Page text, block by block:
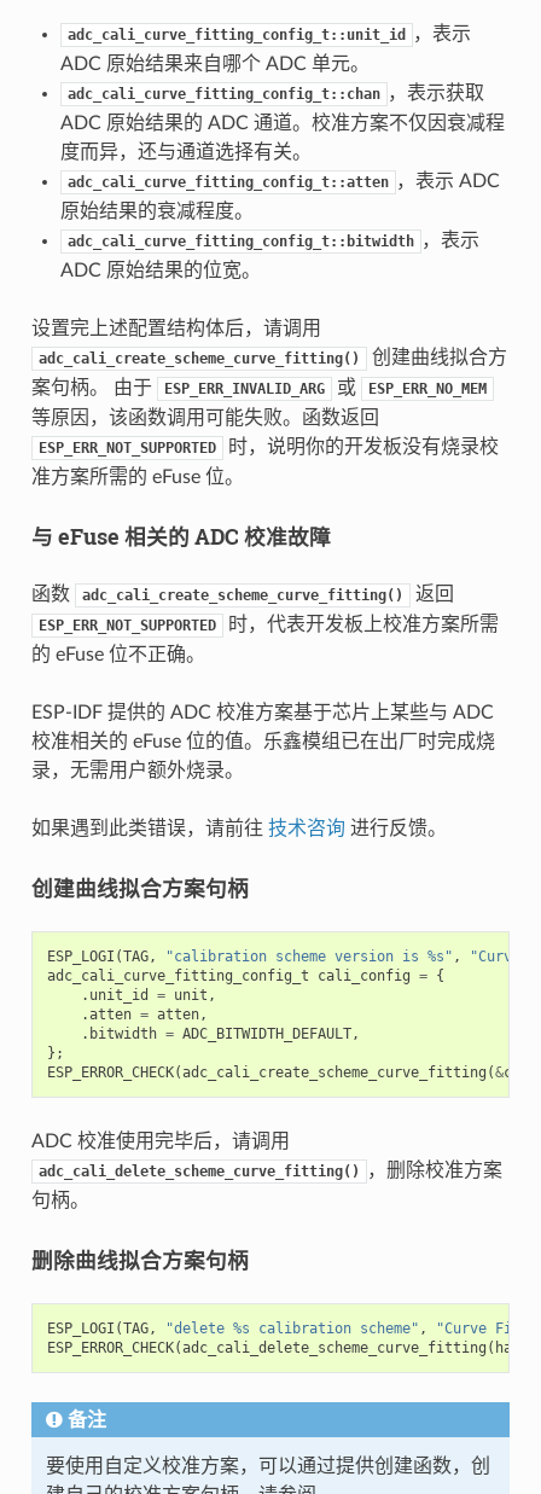
adc_cali_curve_fitting_config_t::unit_id
，表示
ADC 原始结果来自哪个 ADC 单元。
adc_cali_curve_fitting_config_t::chan ，表示获取
ADC 原始结果的 ADC 通道。校准方案不仅因衰减程
度而异，还与通道选择有关。
adc_cali_curve_fitting_config_t::atten ，表示 ADC
原始结果的衰减程度。
adc_cali_curve_fitting_config_t::bitwidth ，表示
ADC 原始结果的位宽。
设置完上述配置结构体后，请调用
adc_cali_create_scheme_curve_fitting()
创建曲线拟合方
案句柄。 由于
ESP_ERR_INVALID_ARG 或 ESP_ERR_NO_MEM
等原因，该函数调用可能失败。函数返回
ESP_ERR_NOT_SUPPORTED
时，说明你的开发板没有烧录校
准方案所需的 eFuse 位。
与 eFuse 相关的 ADC 校准故障
函数 adc_cali_create_scheme_curve_fitting() 返回
ESP_ERR_NOT_SUPPORTED
时，代表开发板上校准方案所需
的 eFuse 位不正确。
ESP-IDF 提供的 ADC 校准方案基于芯片上某些与 ADC
校准相关的 eFuse 位的值。乐鑫模组已在出厂时完成烧
录，无需用户额外烧录。
如果遇到此类错误，请前往 技术咨询 进行反馈。
创建曲线拟合方案句柄
ESP_LOGI (TAG, "calibration scheme version is %s" ,
"Curve
adc_cali_curve_fitting_config_t
cali_config = {
. unit_id = unit ,
.atten = atten,
. bitwidth = ADC_BITWIDTH_DEFAULT,
};
ESP_ERROR_CHECK(adc_cali_create_scheme_curve_fitting (&
ADC 校准使用完毕后，请调用
adc_cali_delete_scheme_curve_fitting()
，删除校准方案
句柄。
删除曲线拟合方案句柄
ESP_LOGI (TAG, "delete %s calibration scheme" ,
"Curve
ESP_ERROR_CHECK(adc_cali_delete_scheme_curve_fitting (
备注
要使用自定义校准方案，可以通过提供创建函数，创